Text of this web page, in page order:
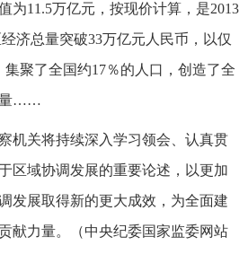
为11.5万亿元，按现价计算，是2013
济总量突破33万亿元人民币，以仅
聚了全国约17％的人口，创造了全
量……
机关将持续深入学习领会、认真贯
区域协调发展的重要论述，以更加
发展取得新的更大成效，为全面建
献力量。（中央纪委国家监委网站